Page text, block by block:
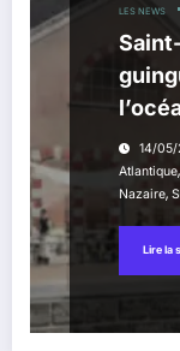
LES NEWS
14/05/
Atlantique,
Nazaire,
Lire la